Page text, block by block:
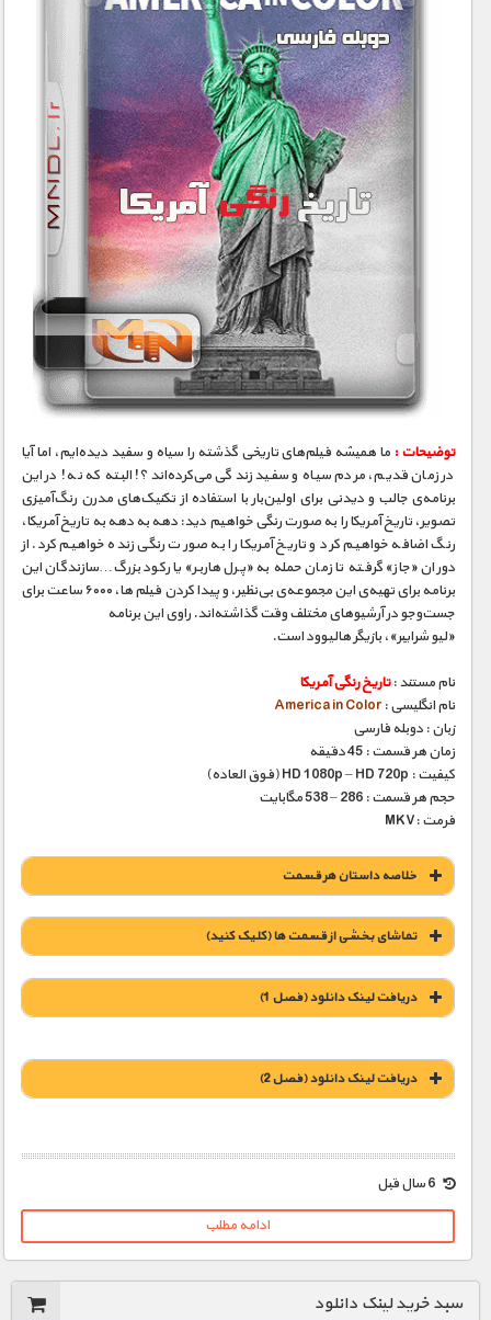
شناخت کودکان
طبیعت
علم و فناوری
فرهنگ / هنر
کیهان / نجوم
ماورایی
مسابقات / ورزشی
مستند های اختصاصی
توضیحات : ما همیشه فیلم‌های تاریخی گذشته را سیاه و سفید دیده‌ایم، اما آیا
در زمان قدیم، مردم سیاه و سفید زندگی می‌کرده‌اند؟! البته که نه! در این
برنامه‌ی جالب و دیدنی برای اولین‌بار با استفاده از تکنیک‌های مدرن رنگ‌آمیزی
تصویر، تاریخ آمریکا را به صورت رنگی خواهیم دید: دهه به دهه به تاریخ آمریکا،
رنگ اضافه خواهیم کرد و تاریخ آمریکا را به صورت رنگی زنده خواهیم کرد. از
دوران «جاز» گرفته تا زمان حمله به «پرل هاربر» یا رکود بزرگ…سازندگان این
برنامه برای تهیه‌ی این مجموعه‌ی بی‌نظیر، و پیدا کردن فیلم ها، ۶۰۰۰ ساعت برای
جست‌و‌جو در آرشیوهای مختلف وقت گذاشته‌اند. راوی این برنامه
«لیو شرایبر»، بازیگر هالیوود است.
نام مستند :تاریخ رنگی آمریکا
نام انگلیسی :America in Color
زبان : دوبله فارسی
زمان هر قسمت : 45 دقیقه
کیفیت : HD 1080p – HD 720p (فوق العاده)
حجم هر قسمت : 286 – 538 مگابایت
فرمت :MKV
خلاصه داستان هر قسمت
تماشای بخشی از قسمت ها (کلیک کنید)
دریافت لینک دانلود (فصل 1)
1900 تومان – دانلود قسمت 1 (دهه 1920)
1900 تومان – دانلود قسمت 2 (دهه 1930)
دریافت لینک دانلود (فصل 2)
1900 تومان – غول های صنعت (افزودن به سبد خريد)
1900 تومان – غرب وحشی (افزودن به سبد خريد)
ادامه مطلب
سبد خرید لینک دانلود